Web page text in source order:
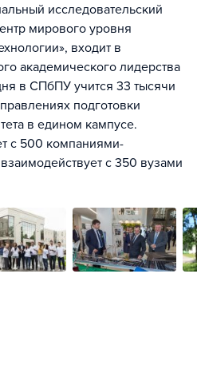
исследовательский
мирового уровня
входит в
академического лидерства
в СПбПУ учится 33 тысячи
подготовки
в едином кампусе.
с 500 компаниями-
с 350 вузами